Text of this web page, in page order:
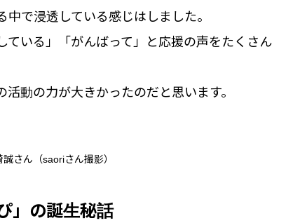
で浸透している感じはしました。
いる」「がんばって」と応援の声をたくさん
動の力が大きかったのだと思います。
さん（saoriさん撮影）
」の誕生秘話